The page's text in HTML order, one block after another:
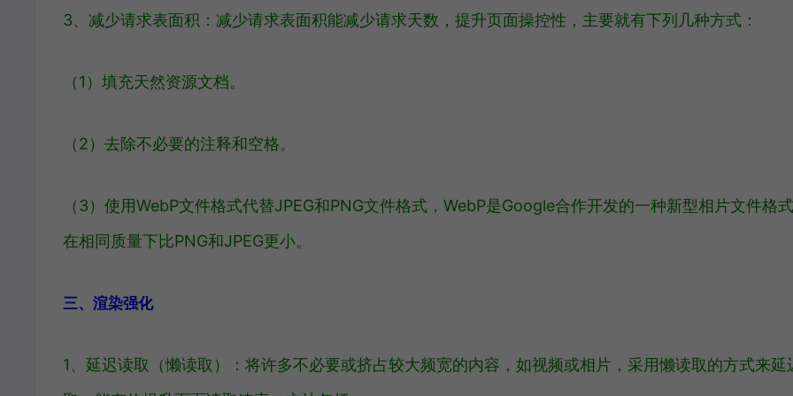
3、减少请求表面积：减少请求表面积能减少请求天数，提升页面操控性，主要就有下列几种方式：
（1）填充天然资源文档。
（2）去除不必要的注释和空格。
（3）使用WebP文件格式代替JPEG和PNG文件格式，WebP是Google合作开发的一种新型相片文件格式
在相同质量下比PNG和JPEG更小。
三、渲染强化
1、延迟读取（懒读取）：将许多不必要或挤占较大频宽的内容，如视频或相片，采用懒读取的方式来延